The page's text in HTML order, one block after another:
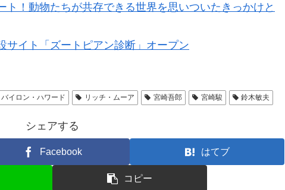
ト！動物たちが共存できる世界を思いついたきっかけと
サイト「ズートピアン診断」オープン
バイロン・ハワード リッチ・ムーア 宮崎吾郎 宮崎駿 鈴木敏夫
シェアする
Facebook はてブ
コピー